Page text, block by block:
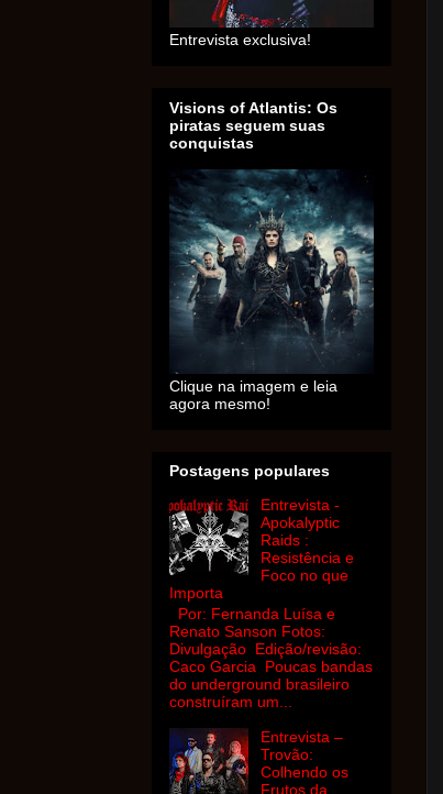
Entrevista exclusiva!
Visions of Atlantis: Os
piratas seguem suas
conquistas
Clique na imagem e leia
agora mesmo!
Postagens populares
Entrevista -
Apokalyptic
Raids :
Resistência e
Foco no que
Importa
Por: Fernanda Luísa e
Renato Sanson Fotos:
Divulgação Edição/revisão:
Caco Garcia Poucas bandas
do underground brasileiro
construíram um...
Entrevista –
Trovão:
Colhendo os
Frutos da